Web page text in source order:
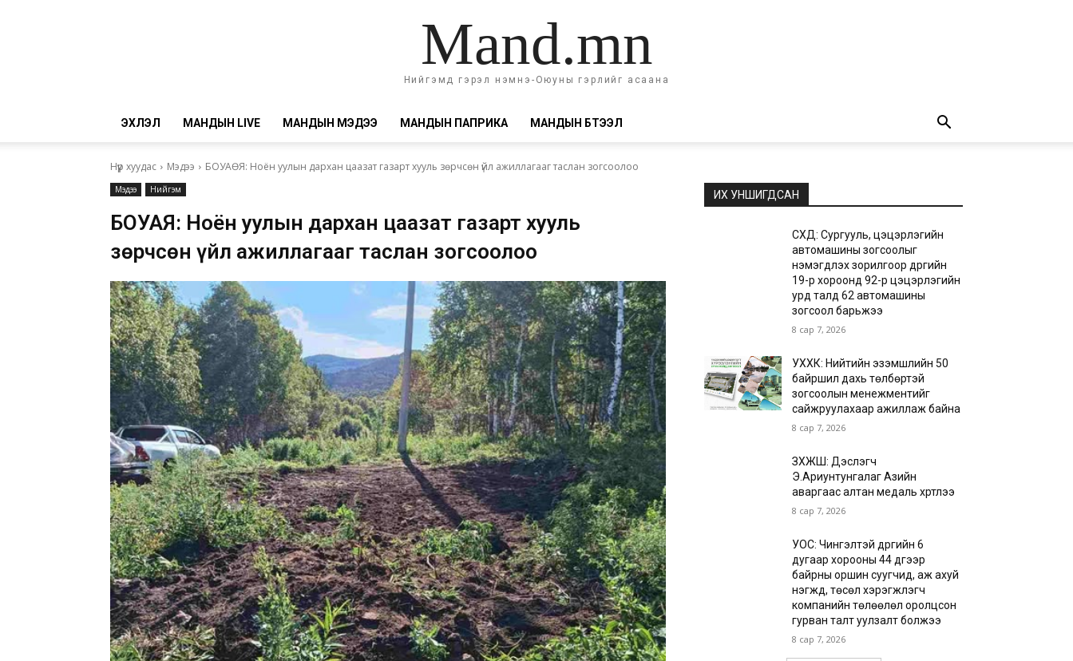
Mand.mn
Нийгэмд гэрэл нэмнэ-Оюуны гэрлийг асаана
ЭХЛЭЛ МАНДЫН LIVE МАНДЫН МЭДЭЭ МАНДЫН ПАПРИКА МАНДЫН БҮТЭЭЛ
Нүүр хуудас Мэдээ БОУАӨЯ: Ноён уулын дархан цаазат газарт хууль зөрчсөн үйл ажиллагааг таслан зогсоолоо
Мэдээ Нийгэм
БОУАӨЯ: Ноён уулын дархан цаазат газарт хууль
зөрчсөн үйл ажиллагааг таслан зогсоолоо
ИХ УНШИГДСАН
СХД: Сургууль, цэцэрлэгийн
автомашины зогсоолыг
нэмэгдүүлэх зорилгоор дүүргийн
19-р хороонд 92-р цэцэрлэгийн
урд талд 62 автомашины
зогсоол барьжээ
8 сар 7, 2026
УХХК: Нийтийн эзэмшлийн 50
байршил дахь төлбөртэй
зогсоолын менежментийг
сайжруулахаар ажиллаж байна
8 сар 7, 2026
ЗХЖШ: Дэслэгч
Э.Ариунтунгалаг Азийн
аваргаас алтан медаль хүртлээ
8 сар 7, 2026
УОС: Чингэлтэй дүүргийн 6
дугаар хорооны 44 дүгээр
байрны оршин суугчид, аж ахуй
нэгжүүд, төсөл хэрэгжүүлэгч
компанийн төлөөлөл оролцсон
гурван талт уулзалт болжээ
8 сар 7, 2026